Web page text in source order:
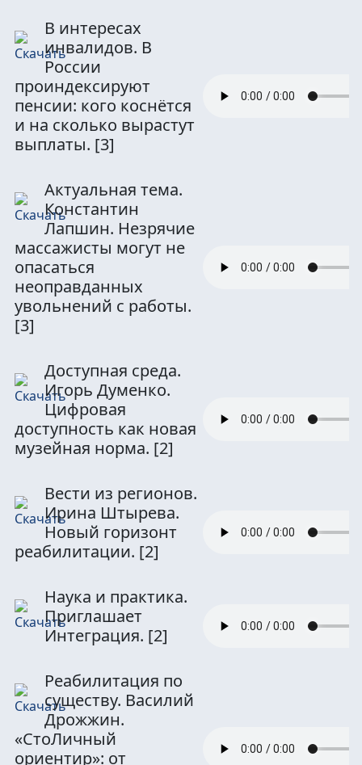
В интересах
инвалидов. В
России
проиндексируют
пенсии: кого коснётся
и на сколько вырастут
выплаты. [3]
Актуальная тема.
Константин
Лапшин. Незрячие
массажисты могут не
опасаться
неоправданных
увольнений с работы.
[3]
Доступная среда.
Игорь Думенко.
Цифровая
доступность как новая
музейная норма. [2]
Вести из регионов.
Ирина Штырева.
Новый горизонт
реабилитации. [2]
Наука и практика.
Приглашает
Интеграция. [2]
Реабилитация по
существу. Василий
Дрожжин.
«СтоЛичный
ориентир»: от